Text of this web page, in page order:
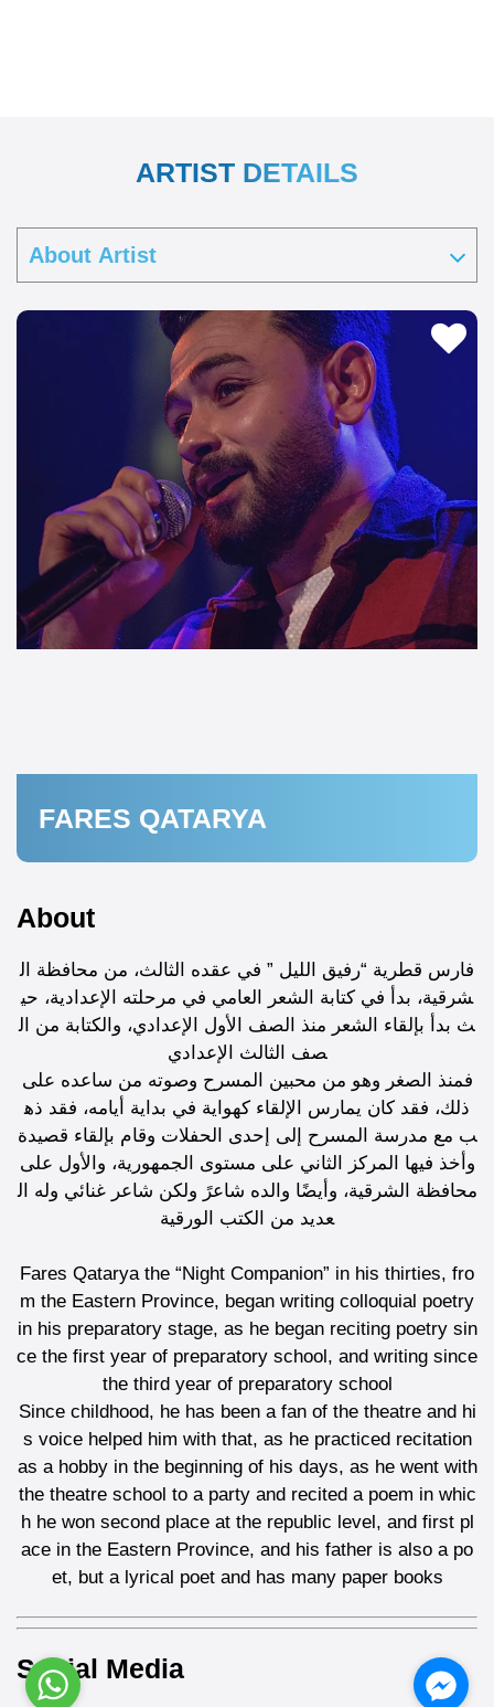
ARTIST DETAILS
FARES QATARYA
About
فارس قطرية “رفيق الليل ” في عقده الثالث، من محافظة ال
شرقية، بدأ في كتابة الشعر العامي في مرحلته الإعدادية، حي
ث بدأ بإلقاء الشعر منذ الصف الأول الإعدادي، والكتابة من ال
صف الثالث الإعدادي
فمنذ الصغر وهو من محبين المسرح وصوته من ساعده على
ذلك، فقد كان يمارس الإلقاء كهواية في بداية أيامه، فقد ذه
ب مع مدرسة المسرح إلى إحدى الحفلات وقام بإلقاء قصيدة
وأخذ فيها المركز الثاني على مستوى الجمهورية، والأول على
محافظة الشرقية، وأيضًا والده شاعرً ولكن شاعر غنائي وله ال
عديد من الكتب الورقية
Fares Qatarya the “Night Companion” in his thirties, fro
m the Eastern Province, began writing colloquial poetry
in his preparatory stage, as he began reciting poetry sin
ce the first year of preparatory school, and writing since
the third year of preparatory school
Since childhood, he has been a fan of the theatre and hi
s voice helped him with that, as he practiced recitation
as a hobby in the beginning of his days, as he went with
the theatre school to a party and recited a poem in whic
h he won second place at the republic level, and first pl
ace in the Eastern Province, and his father is also a po
et, but a lyrical poet and has many paper books
Social Media